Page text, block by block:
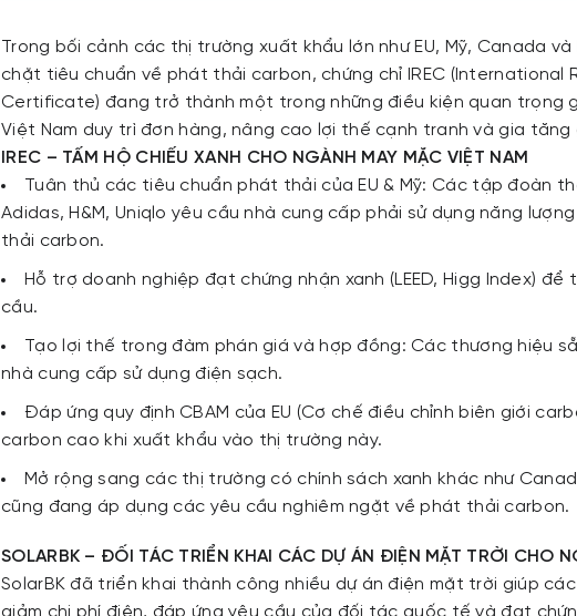
Trong bối cảnh các thị trường xuất khẩu lớn như EU, Mỹ, Canada
chặt tiêu chuẩn về phát thải carbon, chứng chỉ IREC (International
Certificate) đang trở thành một trong những điều kiện quan trọng
Việt Nam duy trì đơn hàng, nâng cao lợi thế cạnh tranh và gia tăng
IREC – TẤM HỘ CHIẾU XANH CHO NGÀNH MAY MẶC VIỆT NAM
Tuân thủ các tiêu chuẩn phát thải của EU & Mỹ: Các tập đoàn
Adidas, H&M, Uniqlo yêu cầu nhà cung cấp phải sử dụng năng
thải carbon.
Hỗ trợ doanh nghiệp đạt chứng nhận xanh (LEED, Higg Index)
cầu.
Tạo lợi thế trong đàm phán giá và hợp đồng: Các thương hiệu
nhà cung cấp sử dụng điện sạch.
Đáp ứng quy định CBAM của EU (Cơ chế điều chỉnh biên giới
carbon cao khi xuất khẩu vào thị trường này.
Mở rộng sang các thị trường có chính sách xanh khác như
cũng đang áp dụng các yêu cầu nghiêm ngặt về phát thải carbon.
SOLARBK – ĐỐI TÁC TRIỂN KHAI CÁC DỰ ÁN ĐIỆN MẶT TRỜI CHO
SolarBK đã triển khai thành công nhiều dự án điện mặt trời giúp
giảm chi phí điện, đáp ứng yêu cầu của đối tác quốc tế và đạt